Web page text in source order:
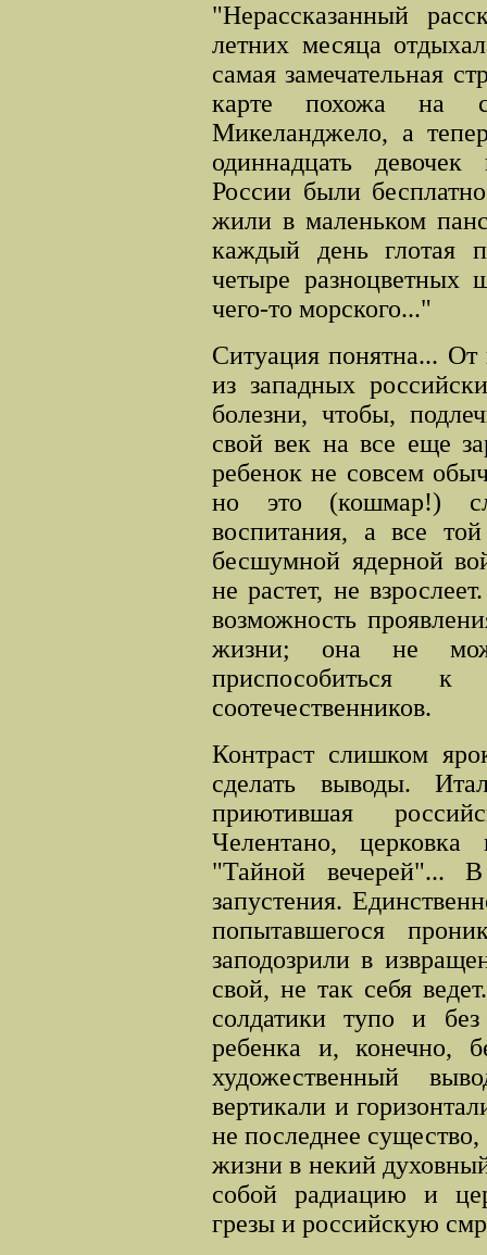
"Нерассказанный
летних месяца
самая замечательная
карте похожа на
Микеланджело, а
одиннадцать
России были
жили в маленьком
каждый день глотая
четыре разноцветных
чего-то морского..."
Ситуация понятна...
из западных
болезни, чтобы,
свой век на все еще
ребенок не совсем
но это (кошмар!)
воспитания, а все
бесшумной ядерной
не растет, не
возможность
жизни; она не
приспособиться
соотечественников.
Контраст слишком
сделать выводы.
приютившая
Челентано,
"Тайной вечерей"...
запустения.
попытавшегося
заподозрили в
свой, не так себя
солдатики тупо и
ребенка и, конечно,
художественный
вертикали и
не последнее
жизни в некий
собой радиацию и
грезы и российскую